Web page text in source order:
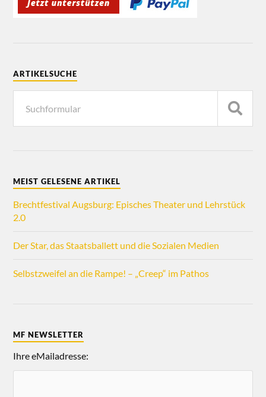
ARTIKELSUCHE
MEIST GELESENE ARTIKEL
Brechtfestival Augsburg: Episches Theater und Lehrstück
2.0
Der Star, das Staatsballett und die Sozialen Medien
Selbstzweifel an die Rampe! – „Creep“ im Pathos
MF NEWSLETTER
Ihre eMailadresse: